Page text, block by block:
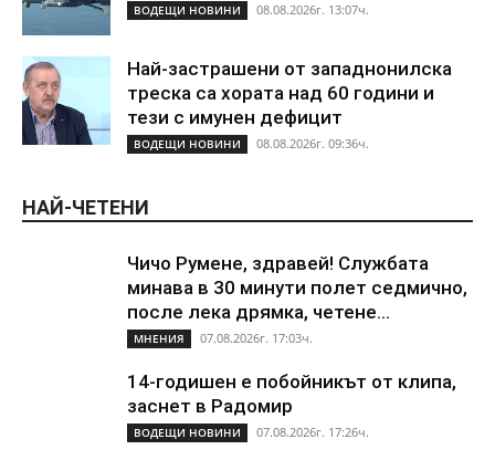
ВОДЕЩИ НОВИНИ 08.08.2026г. 13:07ч.
Най-застрашени от западнонилска
треска са хората над 60 години и
тези с имунен дефицит
ВОДЕЩИ НОВИНИ 08.08.2026г. 09:36ч.
НАЙ-ЧЕТЕНИ
Чичо Румене, здравей! Службата
минава в 30 минути полет седмично,
после лека дрямка, четене...
МНЕНИЯ 07.08.2026г. 17:03ч.
14-годишен е побойникът от клипа,
заснет в Радомир
ВОДЕЩИ НОВИНИ 07.08.2026г. 17:26ч.